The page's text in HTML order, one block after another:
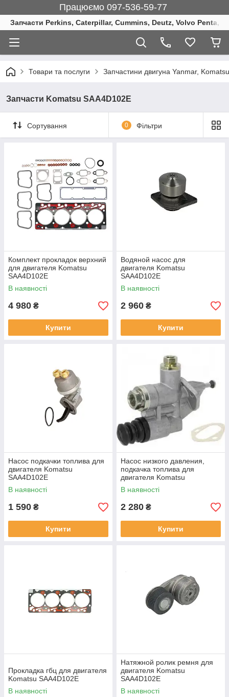
Працюємо 097-536-59-77
Запчасти Perkins, Caterpillar, Cummins, Deutz, Volvo Penta,
Товари та послуги Запчастини двигуна Yanmar, Komatsu
Запчасти Komatsu SAA4D102E
Сортування 0 Фільтри
Комплект прокладок верхний
для двигателя Komatsu
SAA4D102E
В наявності
4 980 ₴
Купити
Водяной насос для
двигателя Komatsu
SAA4D102E
В наявності
2 960 ₴
Купити
Насос подкачки топлива для
двигателя Komatsu
SAA4D102E
В наявності
1 590 ₴
Купити
Насос низкого давления,
подкачка топлива для
двигателя Komatsu
SAA4D102E
В наявності
2 280 ₴
Купити
Прокладка гбц для двигателя
Komatsu SAA4D102E
В наявності
Натяжной ролик ремня для
двигателя Komatsu
SAA4D102E
В наявності